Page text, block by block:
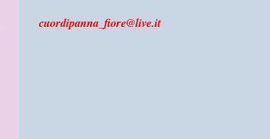
cuordipanna_fiore@live.it